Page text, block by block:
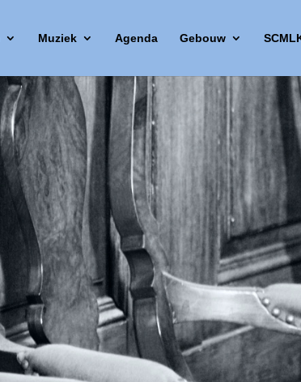
Muziek Agenda Gebouw